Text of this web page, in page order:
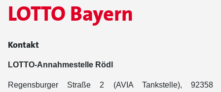
LOTTO Bayern
Kontakt
LOTTO-Annahmestelle Rödl
Regensburger Straße 2 (AVIA Tankstelle), 92358